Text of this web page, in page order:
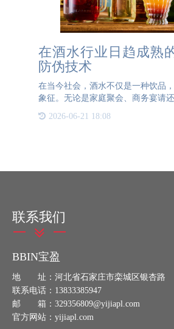
在酒水行业日趋成熟
防伪技术
在当今社会，酒水不仅是一种饮品
象征。无论是家庭聚会、商务宴请
水都扮演着不可或缺的角色。然而，
与挑战的市场中，假冒伪劣的酒水
2026-06-21 18:08
联系我们
BBIN宝盈
地 址：河北省石家庄市栾城区银杏路
联系电话：13833385947
邮 箱：329356809@yijiapl.com
官方网站：yijiapl.com